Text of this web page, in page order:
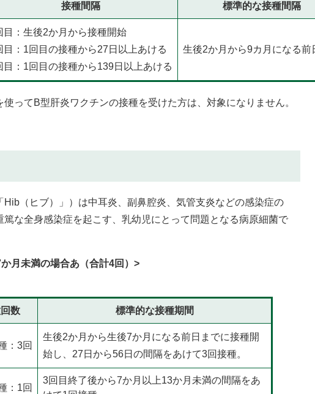
接種間隔 標準的な接種間隔
目：生後2か月から接種開始
目：1回目の接種から27日以上あける
目：1回目の接種から139日以上あける
生後2か月から9カ月になる前
ってB型肝炎ワクチンの接種を受けた方は、対象になりません。
（ヒブ）」）は中耳炎、副鼻腔炎、気管支炎などの感染症の
な全身感染症を起こす、乳幼児にとって問題となる病原細菌で
月未満の場合あ（合計4回）>
数 標準的な接種期間
：3回
生後2か月から生後7か月になる前日までに接種開
始し、27日から56日の間隔をあけて3回接種。
：1回
3回目終了後から7か月以上13か月未満の間隔をあ